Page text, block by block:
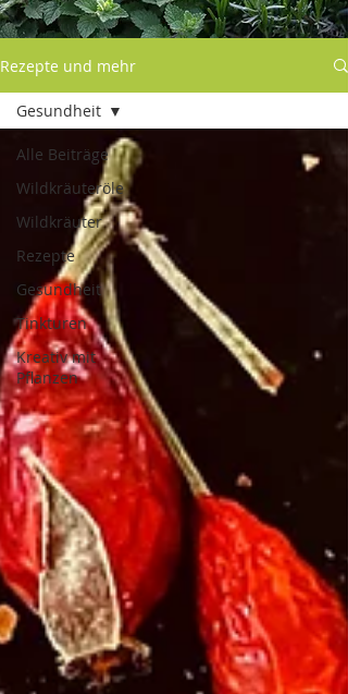
Rezepte und mehr
Alle Beiträge
Wildkräuteröle
Wildkräuter
Rezepte
Gesundheit
Tinkturen
Kreativ mit
Pflanzen
Gesundheit